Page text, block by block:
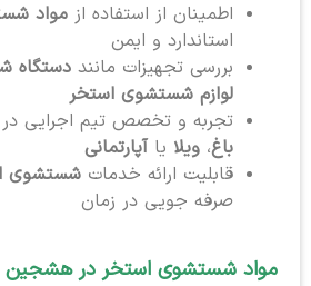
اطمینان از استفاده از مواد
استاندارد و ایمن
بررسی تجهیزات مانند دستگاه
لوازم شستشوی استخر
تجربه و تخصص تیم اجرایی در
باغ، ویلایا آپارتمانی
قابلیت ارائه خدمات شستشوی
صرفه جویی در زمان
مواد شستشوی استخر در هشجین